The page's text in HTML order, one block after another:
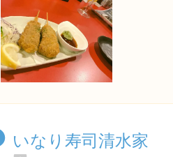
いなり寿司清水家